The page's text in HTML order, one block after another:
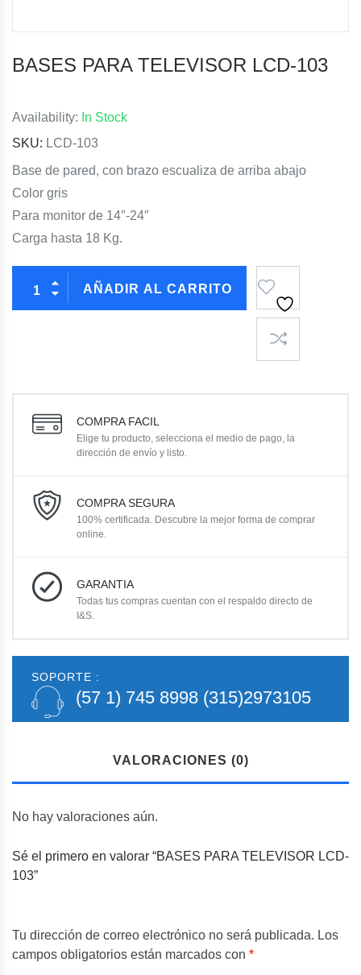
BASES PARA TELEVISOR LCD-103
Availability: In Stock
SKU: LCD-103
Base de pared, con brazo escualiza de arriba abajo
Color gris
Para monitor de 14″-24″
Carga hasta 18 Kg.
AÑADIR AL CARRITO
COMPRA FACIL
Elige tu producto, selecciona el medio de pago, la
dirección de envío y listo.
COMPRA SEGURA
100% certificada. Descubre la mejor forma de comprar
online.
GARANTIA
Todas tus compras cuentan con el respaldo directo de
I&S.
SOPORTE :
(57 1) 745 8998 (315)2973105
VALORACIONES (0)
No hay valoraciones aún.
Sé el primero en valorar “BASES PARA TELEVISOR LCD-
103”
Tu dirección de correo electrónico no será publicada. Los
campos obligatorios están marcados con *